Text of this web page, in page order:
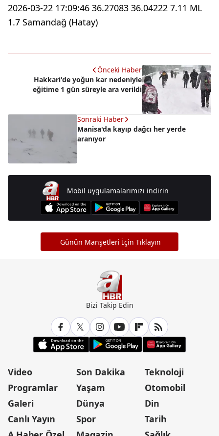
2026-03-22 17:09:46 36.27083 36.04222 7.11 ML
1.7 Samandağ (Hatay)
Önceki Haber
Hakkari'de yoğun kar nedeniyle
eğitime 1 gün süreyle ara verildi
Sonraki Haber
Manisa'da kayıp dağcı her yerde
aranıyor
Mobil uygulamalarımızı indirin
Günün Manşetleri İçin Tıklayın
Bizi Takip Edin
Video
Programlar
Galeri
Canlı Yayın
Son Dakika
Yaşam
Dünya
Spor
Teknoloji
Otomobil
Din
Tarih